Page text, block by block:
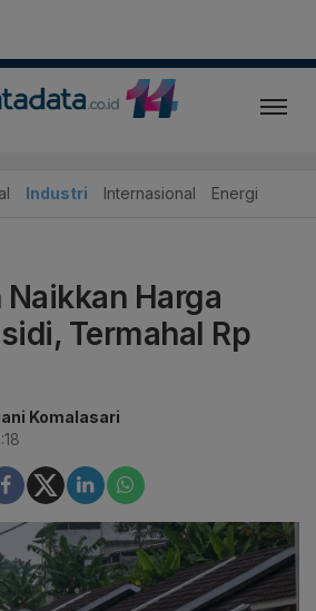
Industri Internasional Energi
Harga
Termahal Rp
Komalasari